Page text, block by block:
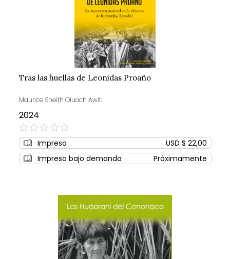
Tras las huellas de Leonidas Proaño
Maurice Sheith Oluoch Awiti
2024
0%
Impreso
USD $ 22,00
Impreso bajo demanda
Próximamente